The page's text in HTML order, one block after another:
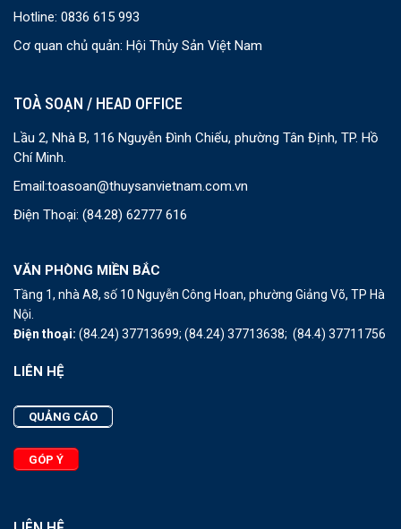
Hotline: 0836 615 993
Cơ quan chủ quản: Hội Thủy Sản Việt Nam
TOÀ SOẠN / HEAD OFFICE
Lầu 2, Nhà B, 116 Nguyễn Đình Chiểu, phường Tân Định, TP. Hồ
Chí Minh.
Email:toasoan@thuysanvietnam.com.vn
Điện Thoại: (84.28) 62777 616
VĂN PHÒNG MIỀN BẮC
Tầng 1, nhà A8, số 10 Nguyễn Công Hoan, phường Giảng Võ, TP Hà
Nội.
Điện thoại: (84.24) 37713699; (84.24) 37713638; (84.4) 37711756
LIÊN HỆ
QUẢNG CÁO
GÓP Ý